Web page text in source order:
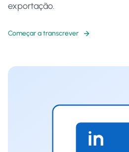
exportação.
Começar a transcrever
in